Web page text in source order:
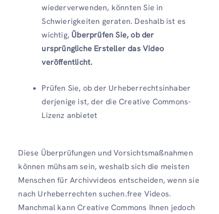
wiederverwenden, könnten Sie in
Schwierigkeiten geraten. Deshalb ist es
wichtig, Überprüfen Sie, ob der
ursprüngliche Ersteller das Video
veröffentlicht.
Prüfen Sie, ob der Urheberrechtsinhaber
derjenige ist, der die Creative Commons-
Lizenz anbietet
Diese Überprüfungen und Vorsichtsmaßnahmen
können mühsam sein, weshalb sich die meisten
Menschen für Archivvideos entscheiden, wenn sie
nach Urheberrechten suchen.free Videos.
Manchmal kann Creative Commons Ihnen jedoch